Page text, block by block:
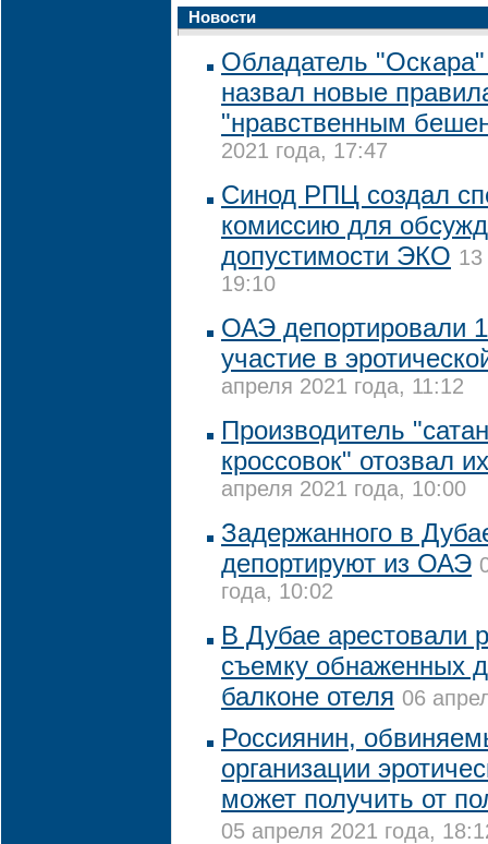
Новости
Обладатель
назвал новые
"нравственным
2021 года, 17:47
Синод РПЦ создал
комиссию для
допустимости ЭКО 13
19:10
ОАЭ депортировали
участие в
апреля 2021 года, 11:12
Производитель
кроссовок" отозвал
апреля 2021 года, 10:00
Задержанного в
депортируют из ОАЭ
года, 10:02
В Дубае арестовали
съемку обнаженных
балконе отеля 06
Россиянин,
организации
может получить от
05 апреля 2021 года,